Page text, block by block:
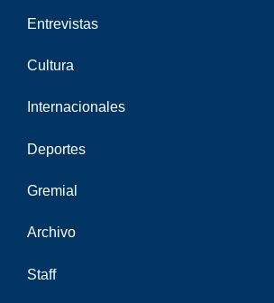
Entrevistas
Cultura
Internacionales
Deportes
Gremial
Archivo
Staff